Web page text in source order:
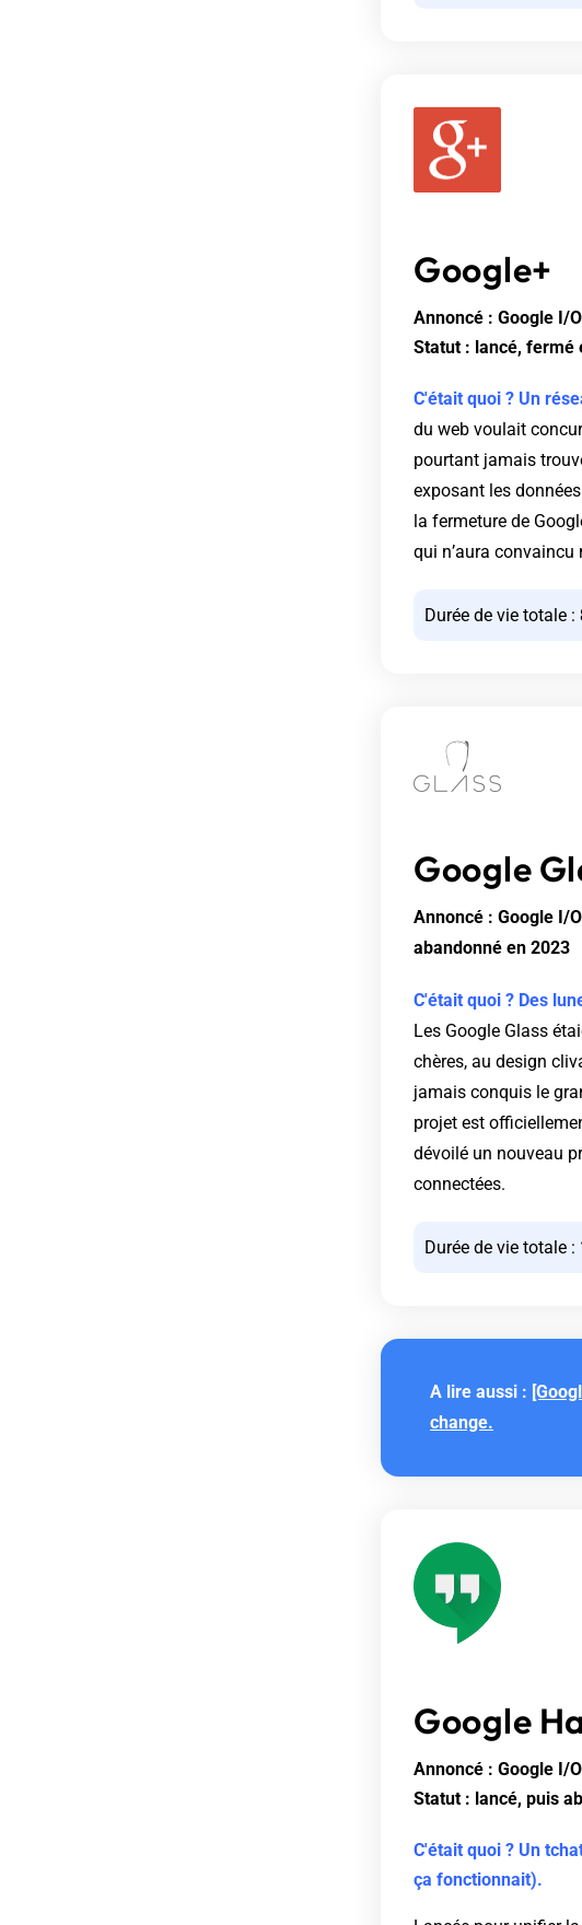
Google+
Annoncé : Google I/
Statut : lancé, fermé
C'était quoi ? Un
du web voulait
pourtant jamais
exposant les
la fermeture de
qui n’aura
Durée de vie totale :
Google
Annoncé : Google I/
abandonné en 2023
C'était quoi ? Des
Les Google Glass
chères, au design
jamais conquis le
projet est
dévoilé un nouveau
connectées.
Durée de vie totale :
A lire aussi :
change.
Google
Annoncé : Google I/
Statut : lancé, puis
C'était quoi ? Un
ça fonctionnait).